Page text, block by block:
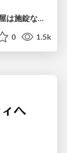
オートロックマンションなのに、各部屋は施錠なし！？ 攻撃者が組織内ネットワークで大暴れする理由 / The Front Door Is Locked, but the Rooms Are Wide Open: Why Attackers Move Freely Inside Enterprise Networks
0 1.5k